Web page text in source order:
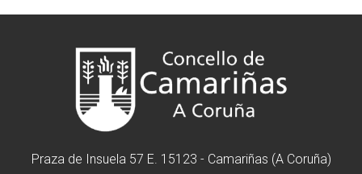
Praza de Insuela 57 E. 15123 - Camariñas (A Coruña)